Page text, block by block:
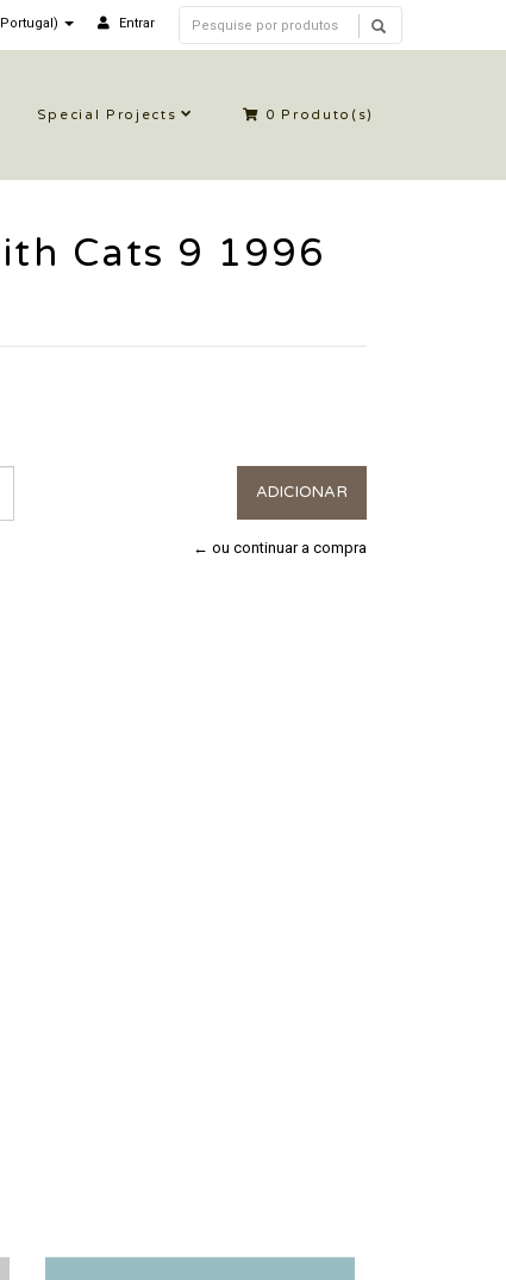
Entrar
Special Projects 0 Produto(s)
Cats 9 1996
← ou continuar a compra